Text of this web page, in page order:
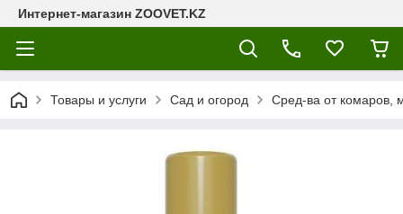
Интернет-магазин ZOOVET.KZ
Товары и услуги Сад и огород Сред-ва от комаров,